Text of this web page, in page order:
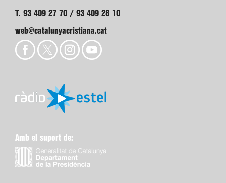
T. 93 409 27 70 / 93 409 28 10
web@catalunyacristiana.cat
Amb el suport de: